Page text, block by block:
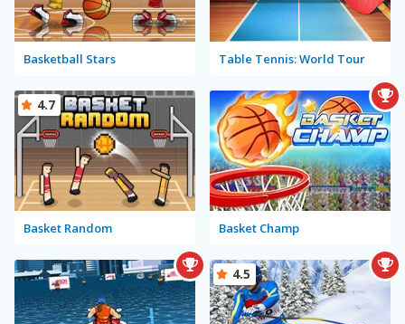
Basketball Stars Table Tennis: World Tour
Basket Random
4.7
Basket Champ
4.5